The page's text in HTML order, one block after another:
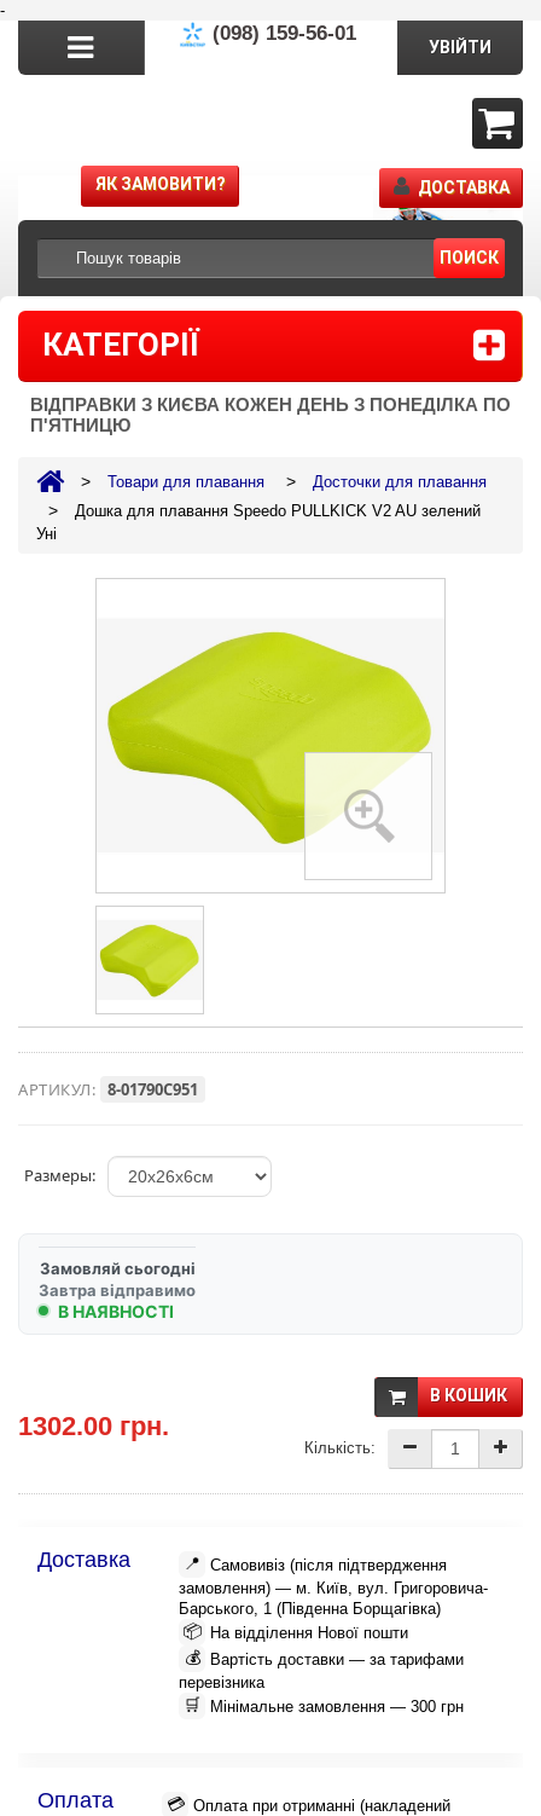
-
(098) 159-56-01
ПОИСК
УВІЙТИ
ЯК ЗАМОВИТИ? ДОСТАВКА
КАТЕГОРІЇ
ВІДПРАВКИ З КИЄВА КОЖЕН ДЕНЬ З ПОНЕДІЛКА ПО
П'ЯТНИЦЮ
> Товари для плавання > Досточки для плавання
>
Дошка для плавання Speedo PULLKICK V2 AU зелений
Уні
АРТИКУЛ: 8-01790C951
Размеры:
Замовляй сьогодні
Завтра відправимо
В НАЯВНОСТІ
1302.00 грн.
В КОШИК
Кількість:
Доставка 📍 Самовивіз (після підтвердження
замовлення) — м. Київ, вул. Григоровича-
Барського, 1 (Південна Борщагівка)
📦 На відділення Нової пошти
💰
Вартість доставки — за тарифами
перевізника
🛒 Мінімальне замовлення — 300 грн
Оплата 💳 Оплата при отриманні (накладений